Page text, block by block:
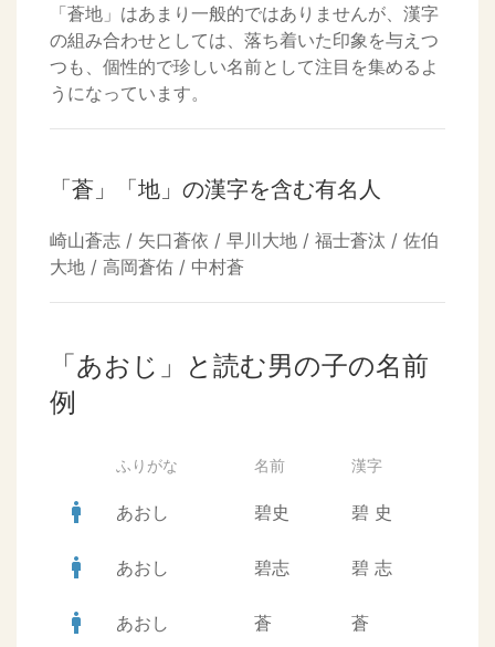
「蒼地」はあまり一般的ではありませんが、漢字
の組み合わせとしては、落ち着いた印象を与えつ
つも、個性的で珍しい名前として注目を集めるよ
うになっています。
「蒼」「地」の漢字を含む有名人
崎山蒼志 / 矢口蒼依 / 早川大地 / 福士蒼汰 / 佐伯
大地 / 高岡蒼佑 / 中村蒼
「あおじ」と読む男の子の名前
例
ふりがな 名前 漢字
man あおし 碧史 碧 史
man あおし 碧志 碧 志
man あおし 蒼 蒼